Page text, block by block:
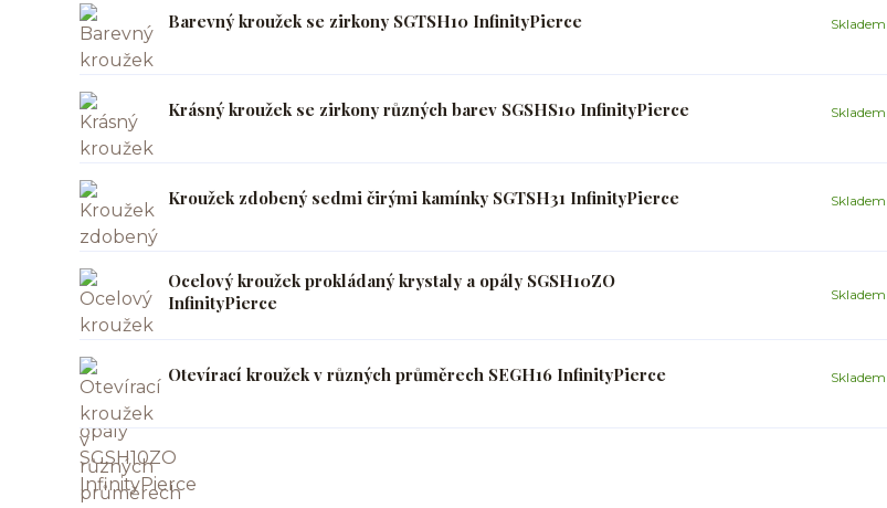
Barevný kroužek se zirkony SGTSH10 InfinityPierce Skladem
Krásný kroužek se zirkony různých barev SGSHS10 InfinityPierce Skladem
Kroužek zdobený sedmi čirými kamínky SGTSH31 InfinityPierce Skladem
Ocelový kroužek prokládaný krystaly a opály SGSH10ZO
InfinityPierce
Skladem
Otevírací kroužek v různých průměrech SEGH16 InfinityPierce Skladem